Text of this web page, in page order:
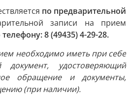
по предварительной
записи на прием
телефону: 8 (49435) 4-29-28.
необходимо иметь при себе
удостоверяющий
обращение и документы,
(при наличии).